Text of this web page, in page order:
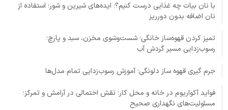
با نان بیات چه غذایی درست کنیم؟؛ ایده‌های شیرین و شور؛ استفاده از
نان اضافه بدون دورریز
تمیز کردن قهوه‌ساز خانگی؛ شست‌وشوی مخزن، سبد و پارچ؛
رسوب‌زدایی مسیر گردش آب
جرم گیری قهوه ساز دلونگی؛ آموزش رسوب‌زدایی تمام مدل‌ها
فواید آکواریوم در خانه و محل کار؛ نقش احتمالی در آرامش و تمرکز؛
مسئولیت‌های نگهداری صحیح